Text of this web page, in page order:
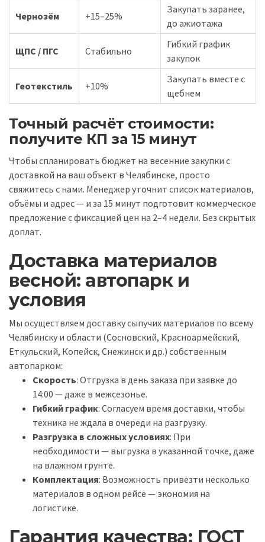
Чернозём +15–25%
Закупать заранее,
до ажиотажа
ЩПС / ПГС Стабильно
Гибкий график
закупок
Геотекстиль +10%
Закупать вместе с
щебнем
Точный расчёт стоимости:
получите КП за 15 минут
Чтобы спланировать бюджет на весенние закупки с
доставкой на ваш объект в Челябинске, просто
свяжитесь с нами. Менеджер уточнит список материалов,
объёмы и адрес — и за 15 минут подготовит коммерческое
предложение с фиксацией цен на 2–4 недели. Без скрытых
доплат.
Доставка материалов
весной: автопарк и
условия
Мы осуществляем доставку сыпучих материалов по всему
Челябинску и области (Сосновский, Красноармейский,
Еткульский, Копейск, Снежинск и др.) собственным
автопарком:
Скорость: Отгрузка в день заказа при заявке до
14:00 — даже в межсезонье.
Гибкий график: Согласуем время доставки, чтобы
техника не ждала в очереди на разгрузку.
Разгрузка в сложных условиях: При
необходимости — выгрузка в указанной точке, даже
на влажном грунте.
Комплектация: Возможность привезти несколько
материалов в одном рейсе — экономия на
логистике.
Гарантия качества: ГОСТ